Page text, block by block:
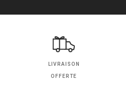
LIVRAISON
OFFERTE